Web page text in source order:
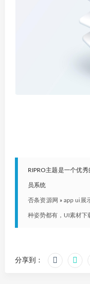
RIPRO主题是一个优
员系统
否条资源网 »app ui展
种姿势都有，UI素材下
分享到：